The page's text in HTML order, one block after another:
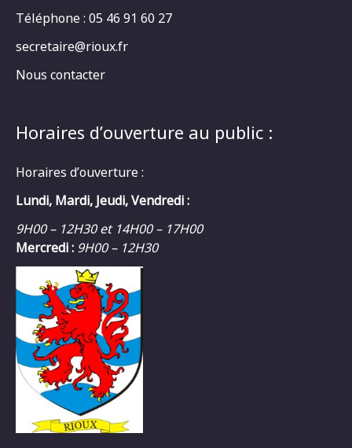
Téléphone : 05 46 91 60 27
secretaire@rioux.fr
Nous contacter
Horaires d’ouverture au public :
Horaires d’ouverture :
Lundi, Mardi, Jeudi, Vendredi :
9H00 – 12H30 et 14H00 – 17H00
Mercredi : 9H00 – 12H30